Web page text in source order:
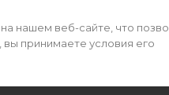
нашем веб-сайте, что
принимаете условия его